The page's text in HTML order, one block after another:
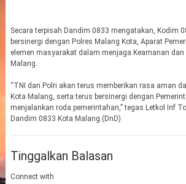
Secara terpisah Dandim 0833 mengatakan, Kodim
bersinergi dengan Polres Malang Kota, Aparat
elemen masyarakat dalam menjaga Keamanan
Malang.
“TNI dan Polri akan terus memberikan rasa aman
Kota Malang, serta terus bersinergi dengan
menjalankan roda pemerintahan,” tegas Letkol Inf
Dandim 0833 Kota Malang.(DnD)
Tinggalkan Balasan
Connect with